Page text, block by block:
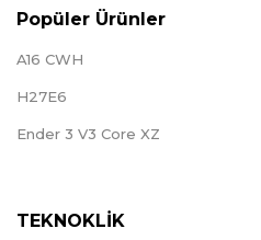
Popüler Ürünler
A16 CWH
H27E6
Ender 3 V3 Core XZ
TEKNOKLİK